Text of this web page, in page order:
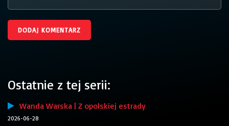
Ostatnie z tej serii:
Wanda Warska | Z opolskiej estrady
2026-06-28